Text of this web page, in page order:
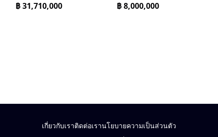
฿31,710,000
฿8,000,000
เกี่ยวกับเราติดต่อเรานโยบายความเป็นส่วนตัว